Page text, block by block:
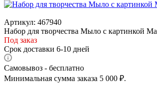
Артикул: 467940
Набор для творчества Мыло с картинкой
Под заказ
Срок доставки 6-10 дней
Самовывоз - бесплатно
Минимальная сумма заказа 5 000 ₽.